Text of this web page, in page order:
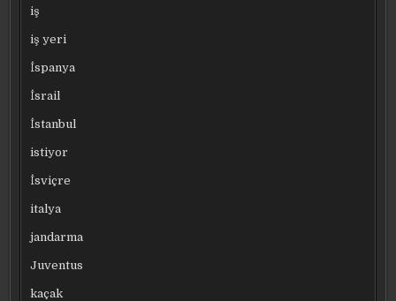
iş
iş yeri
İspanya
İsrail
İstanbul
istiyor
İsviçre
italya
jandarma
Juventus
kaçak